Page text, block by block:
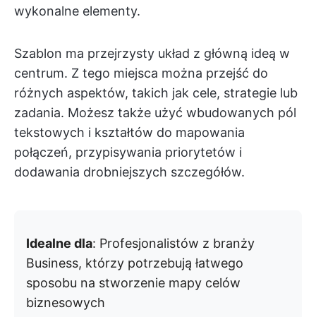
wykonalne elementy.
Szablon ma przejrzysty układ z główną ideą w
centrum. Z tego miejsca można przejść do
różnych aspektów, takich jak cele, strategie lub
zadania. Możesz także użyć wbudowanych pól
tekstowych i kształtów do mapowania
połączeń, przypisywania priorytetów i
dodawania drobniejszych szczegółów.
Idealne dla: Profesjonalistów z branży
Business, którzy potrzebują łatwego
sposobu na stworzenie mapy celów
biznesowych